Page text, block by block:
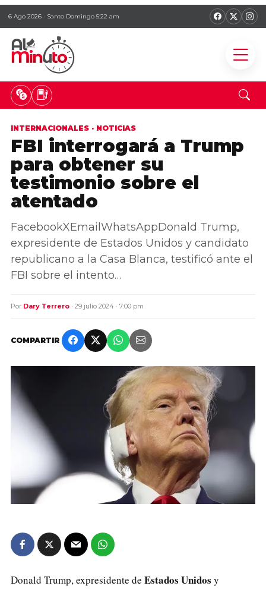
6 Ago 2026 · Santo Domingo 5:22 am
INTERNACIONALES · NOTICIAS
FBI interrogará a Trump
para obtener su
testimonio sobre el
atentado
FacebookXEmailWhatsAppDonald Trump,
expresidente de Estados Unidos y candidato
republicano a la Casa Blanca, testificó ante el
FBI sobre el intento…
Por Dary Terrero · 29 julio 2024 · 7:00 pm
COMPARTIR
Donald Trump, expresidente de Estados Unidos y